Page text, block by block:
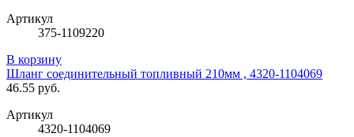
Артикул
375-1109220
В корзину
Шланг соединительный топливный 210мм , 4320-1104069
46.55 руб.
Артикул
4320-1104069